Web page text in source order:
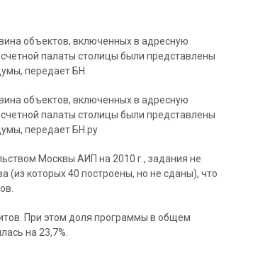
объектов, включенных в адресную
палаты столицы были представлены
передает БН.
объектов, включенных в адресную
палаты столицы были представлены
передает БН.ру
Москвы АИП на 2010 г., задания не
(из которых 40 построены, но не сданы), что
При этом доля программы в общем
на 23,7%.